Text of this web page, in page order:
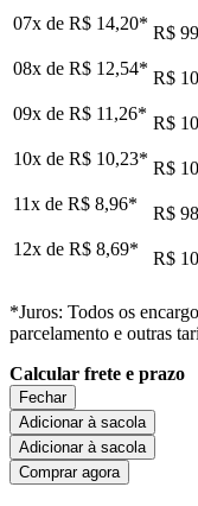
07x de R$ 14,20* R$
08x de R$ 12,54* R$
09x de R$ 11,26* R$
10x de R$ 10,23* R$
11x de R$ 8,96*
R$
12x de R$ 8,69* R$
*Juros: Todos os
parcelamento e outras
Calcular frete e prazo
Fechar
Adicionar à sacola
Adicionar à sacola
Comprar agora